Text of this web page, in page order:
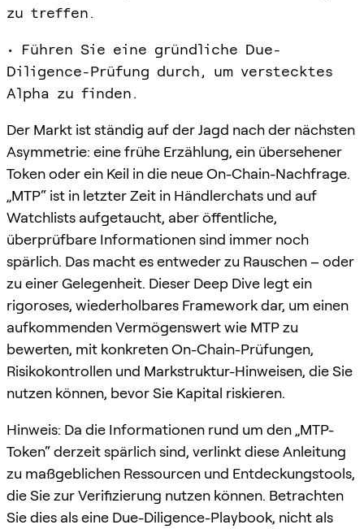
zu treffen.
• Führen Sie eine gründliche Due-
Diligence-Prüfung durch, um verstecktes
Alpha zu finden.
Der Markt ist ständig auf der Jagd nach der nächsten
Asymmetrie: eine frühe Erzählung, ein übersehener
Token oder ein Keil in die neue On-Chain-Nachfrage.
„MTP“ ist in letzter Zeit in Händlerchats und auf
Watchlists aufgetaucht, aber öffentliche,
überprüfbare Informationen sind immer noch
spärlich. Das macht es entweder zu Rauschen – oder
zu einer Gelegenheit. Dieser Deep Dive legt ein
rigoroses, wiederholbares Framework dar, um einen
aufkommenden Vermögenswert wie MTP zu
bewerten, mit konkreten On-Chain-Prüfungen,
Risikokontrollen und Markstruktur-Hinweisen, die Sie
nutzen können, bevor Sie Kapital riskieren.
Hinweis: Da die Informationen rund um den „MTP-
Token“ derzeit spärlich sind, verlinkt diese Anleitung
zu maßgeblichen Ressourcen und Entdeckungstools,
die Sie zur Verifizierung nutzen können. Betrachten
Sie dies als eine Due-Diligence-Playbook, nicht als